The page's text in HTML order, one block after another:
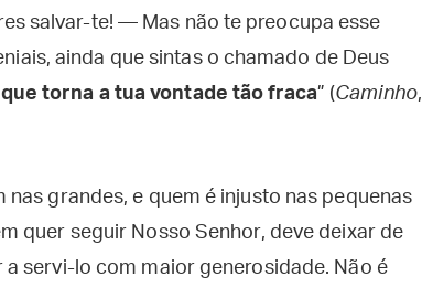
salvar-te! — Mas não te preocupa esse
ainda que sintas o chamado de Deus
que torna a tua vontade tão fraca” (Caminho,
grandes, e quem é injusto nas pequenas
quer seguir Nosso Senhor, deve deixar de
servi-lo com maior generosidade. Não é